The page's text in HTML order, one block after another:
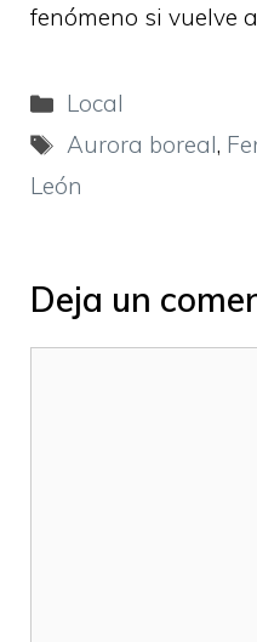
fenómeno si vuelve
Categorías
Local
Etiquetas
Aurora boreal,
León
Deja un